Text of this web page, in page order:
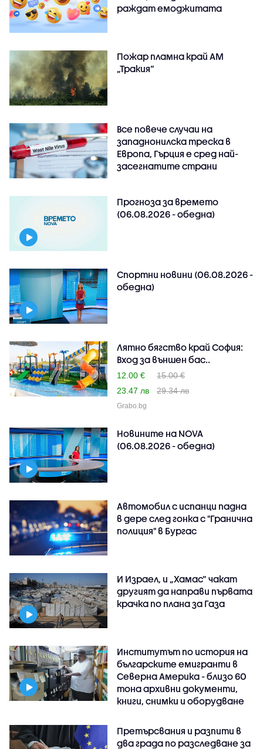
раждат емоджитата
Пожар пламна край АМ
„Тракия“
Все повече случаи на
западнонилска треска в
Европа, Гърция е сред най-
засегнатите страни
Прогноза за времето
(06.08.2026 - обедна)
Спортни новини (06.08.2026 -
обедна)
Лятно бягство край София:
Вход за външен бас..
12.00 €
15.00 €
23.47 лв
29.34 лв
Grabo.bg
Новините на NOVA
(06.08.2026 - обедна)
Автомобил с испанци падна
в дере след гонка с "Гранична
полиция" в Бургас
И Израел, и „Хамас“ чакат
другият да направи първата
крачка по плана за Газа
Институтът по история на
българските емигранти в
Северна Америка - близо 60
тона архивни документи,
книги, снимки и оборудване
Претърсвания и разпити в
два града по разследване за